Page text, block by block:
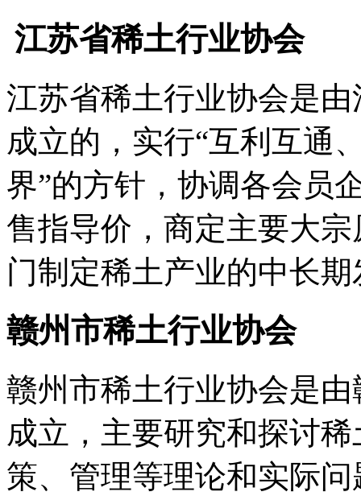
江苏省稀土行业协会
江苏省稀土行业协会是
成立的，实行“互利互通
界”的方针，协调各会员
售指导价，商定主要大
门制定稀土产业的中长
赣州市稀土行业协会
赣州市稀土行业协会是
成立，主要研究和探讨
策、管理等理论和实际